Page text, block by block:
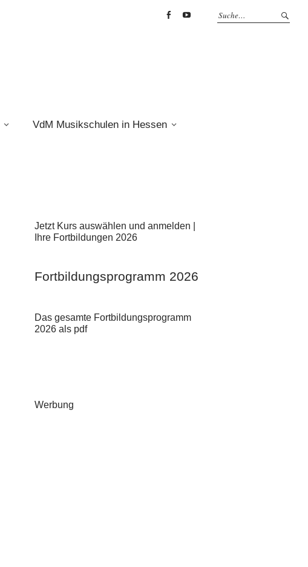
VdM Musikschulen in Hessen
Jetzt Kurs auswählen und anmelden |
Ihre Fortbildungen 2026
Fortbildungsprogramm 2026
Das gesamte Fortbildungsprogramm
2026 als pdf
Werbung